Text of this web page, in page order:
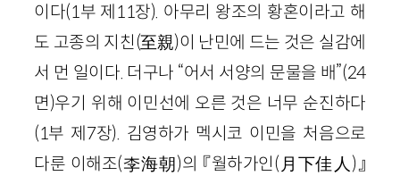
이다(1부 제11장). 아무리 왕조의 황혼이라고 해
도 고종의 지친(至親)이 난민에 드는 것은 실감에
서 먼 일이다. 더구나 “어서 서양의 문물을 배”(24
면)우기 위해 이민선에 오른 것은 너무 순진하다
(1부 제7장). 김영하가 멕시코 이민을 처음으로
다룬 이해조(李海朝)의 『월하가인(月下佳人)』